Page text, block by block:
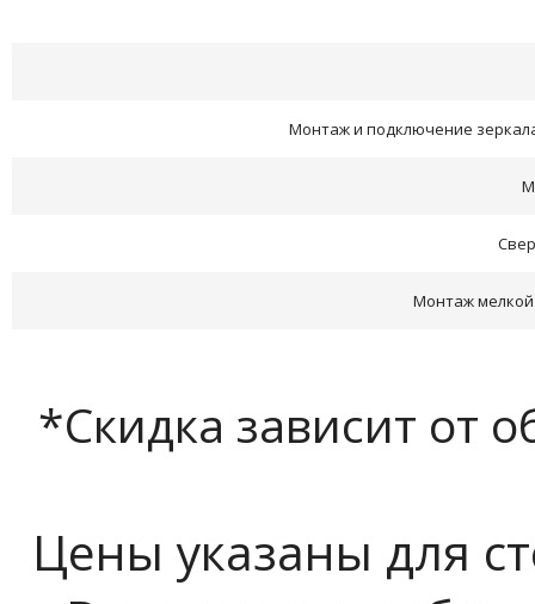
Монтаж и подключение
Монтаж
*Скидка зависит от
Цены указаны для